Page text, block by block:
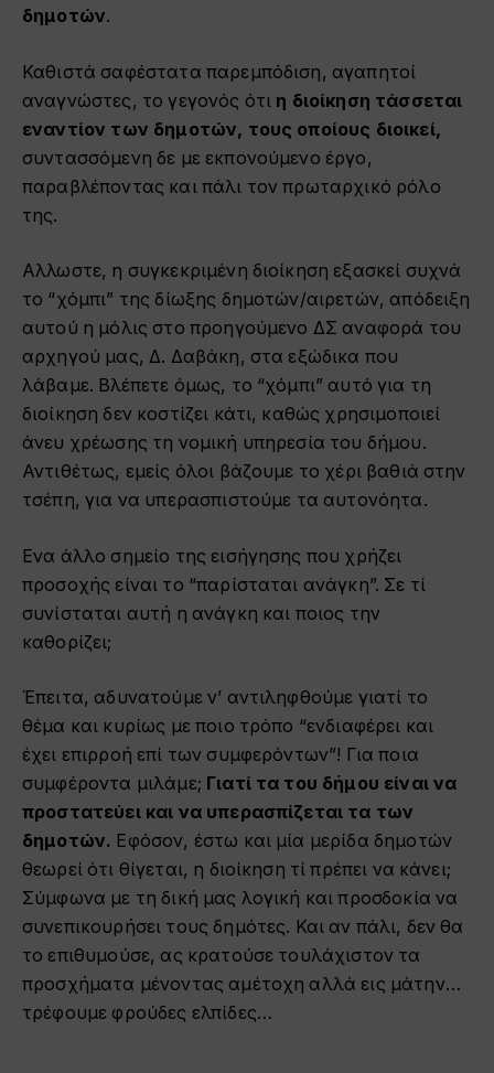
δημοτών.
Καθιστά σαφέστατα παρεμπόδιση, αγαπητοί
αναγνώστες, το γεγονός ότι η διοίκηση τάσσεται
εναντίον των δημοτών, τους οποίους διοικεί,
συντασσόμενη δε με εκπονούμενο έργο,
παραβλέποντας και πάλι τον πρωταρχικό ρόλο
της.
Αλλωστε, η συγκεκριμένη διοίκηση εξασκεί συχνά
το “χόμπι” της δίωξης δημοτών/αιρετών, απόδειξη
αυτού η μόλις στο προηγούμενο ΔΣ αναφορά του
αρχηγού μας, Δ. Δαβάκη, στα εξώδικα που
λάβαμε. Βλέπετε όμως, το “χόμπι” αυτό για τη
διοίκηση δεν κοστίζει κάτι, καθώς χρησιμοποιεί
άνευ χρέωσης τη νομική υπηρεσία του δήμου.
Αντιθέτως, εμείς όλοι βάζουμε το χέρι βαθιά στην
τσέπη, για να υπερασπιστούμε τα αυτονόητα.
Ενα άλλο σημείο της εισήγησης που χρήζει
προσοχής είναι το “παρίσταται ανάγκη”. Σε τί
συνίσταται αυτή η ανάγκη και ποιος την
καθορίζει;
Έπειτα, αδυνατούμε ν’ αντιληφθούμε γιατί το
θέμα και κυρίως με ποιο τρόπο “ενδιαφέρει και
έχει επιρροή επί των συμφερόντων”! Για ποια
συμφέροντα μιλάμε; Γιατί τα του δήμου είναι να
προστατεύει και να υπερασπίζεται τα των
δημοτών. Εφόσον, έστω και μία μερίδα δημοτών
θεωρεί ότι θίγεται, η διοίκηση τί πρέπει να κάνει;
Σύμφωνα με τη δική μας λογική και προσδοκία να
συνεπικουρήσει τους δημότες. Και αν πάλι, δεν θα
το επιθυμούσε, ας κρατούσε τουλάχιστον τα
προσχήματα μένοντας αμέτοχη αλλά εις μάτην…
τρέφουμε φρούδες ελπίδες…